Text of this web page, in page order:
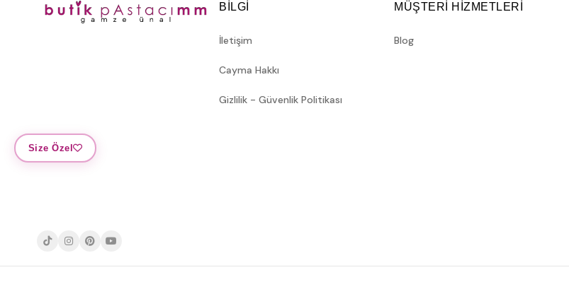
BILGI
İletişim
Cayma Hakkı
Gizlilik - Güvenlik Politikası
MÜŞTERİ HİZMETLERİ
Blog
Size Özel